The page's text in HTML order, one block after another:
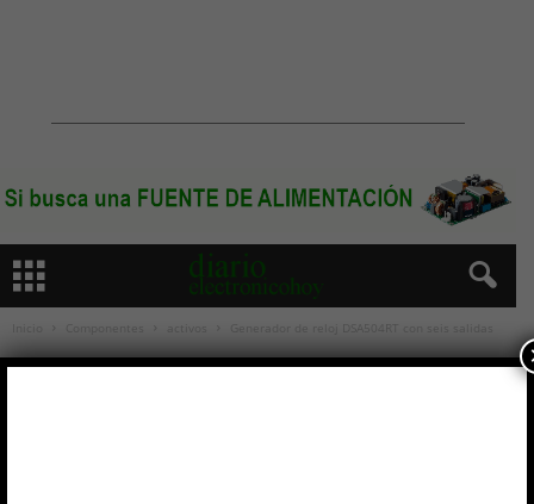
Componentes activos Generador de reloj DSA504RT con seis salidas